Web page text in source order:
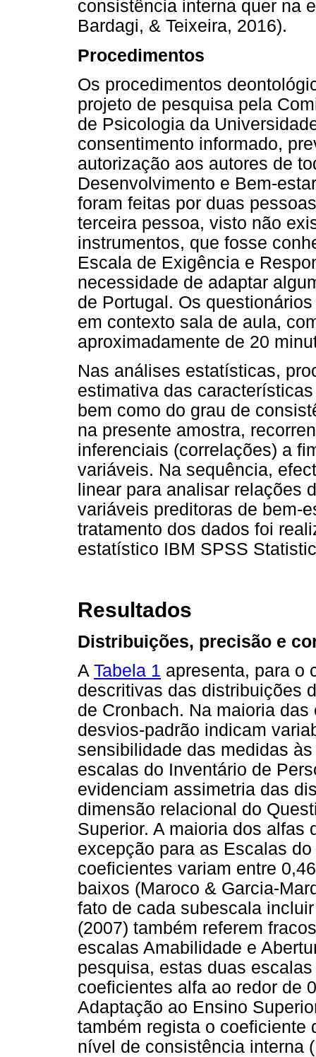
consistência interna quer na
Bardagi, & Teixeira, 2016).
Procedimentos
Os procedimentos
projeto de pesquisa pela
de Psicologia da
consentimento informado,
autorização aos autores de
Desenvolvimento e Bem-
foram feitas por duas
terceira pessoa, visto não
instrumentos, que fosse
Escala de Exigência e
necessidade de adaptar
de Portugal. Os
em contexto sala de aula,
aproximadamente de 20
Nas análises estatísticas,
estimativa das
bem como do grau de
na presente amostra,
inferenciais (correlações) a
variáveis. Na sequência,
linear para analisar relações
variáveis preditoras de bem-
tratamento dos dados foi
estatístico IBM SPSS
Resultados
Distribuições, precisão e
A Tabela 1 apresenta, para o
descritivas das distribuições
de Cronbach. Na maioria
desvios-padrão indicam
sensibilidade das medidas
escalas do Inventário de
evidenciam assimetria das
dimensão relacional do
Superior. A maioria dos alfas
excepção para as Escalas
coeficientes variam entre
baixos (Maroco & Garcia-
fato de cada subescala
(2007) também referem
escalas Amabilidade e
pesquisa, estas duas
coeficientes alfa ao redor de
Adaptação ao Ensino
também regista o coeficiente
nível de consistência interna